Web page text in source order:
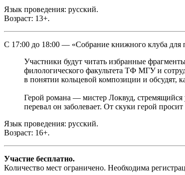
Язык проведения: русский.
Возраст: 13+.
С 17:00 до 18:00 — «Собрание книжного клуба для
Участники будут читать избранные
филологического факультета ТФ МГУ и
в понятии кольцевой композиции и обсудят,
Герой романа — мистер Локвуд, стремящийся
перевал он заболевает. От скуки герой
Язык проведения: русский.
Возраст: 16+.
Участие бесплатно.
Количество мест ограничено. Необходима